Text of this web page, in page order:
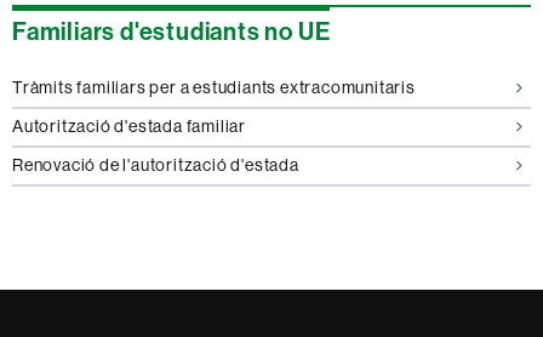
Familiars d'estudiants no UE
Tràmits familiars per a estudiants extracomunitaris
Autorització d'estada familiar
Renovació de l'autorització d'estada